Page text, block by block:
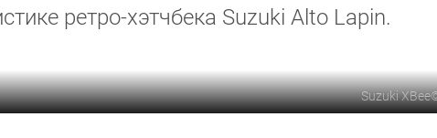
ретро-хэтчбека Suzuki Alto Lapin.
Suzuki XBee